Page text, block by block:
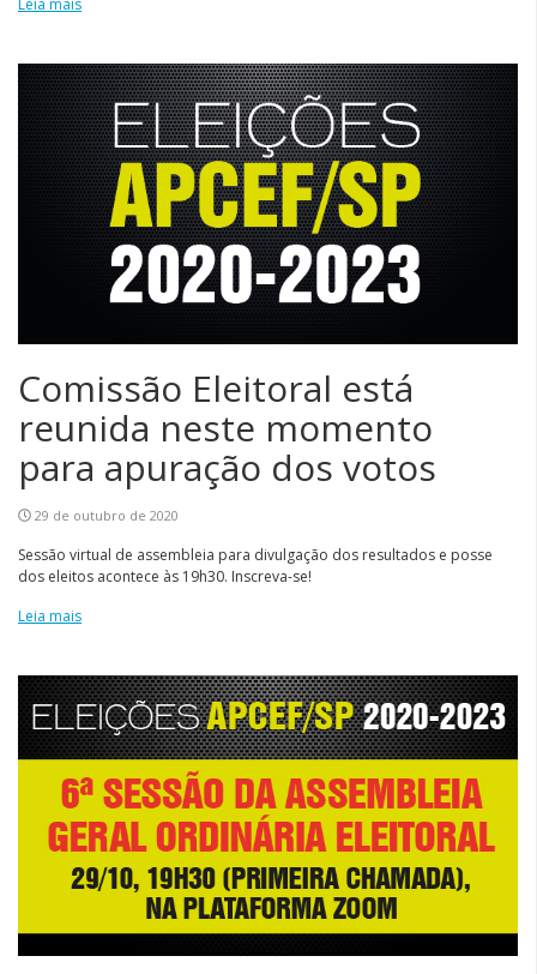
Comissão Eleitoral está
reunida neste momento
para apuração dos votos
29 de outubro de 2020
Sessão virtual de assembleia para divulgação dos resultados e posse
dos eleitos acontece às 19h30. Inscreva-se!
Leia mais